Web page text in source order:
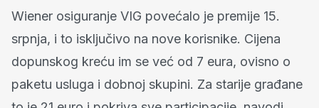
Wiener osiguranje VIG povećalo je premije 15.
srpnja, i to isključivo na nove korisnike. Cijena
dopunskog kreću im se već od 7 eura, ovisno o
paketu usluga i dobnoj skupini. Za starije građane